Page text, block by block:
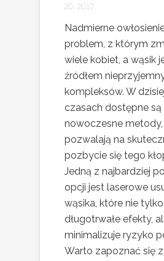
20, 2017
Nadmierne
problem, z którym
wiele kobiet, a wąsik
źródłem
kompleksów. W
czasach dostępne są
nowoczesne
pozwalają na
pozbycie się tego
Jedną z najbardziej
opcji jest laserowe
wąsika, które nie
długotrwałe efekty,
minimalizuje ryzyko
Warto zapoznać się